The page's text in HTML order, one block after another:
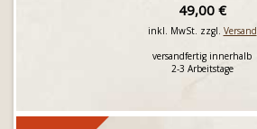
49,00 €
inkl. MwSt. zzgl. Versand
versandfertig innerhalb
2-3 Arbeitstage